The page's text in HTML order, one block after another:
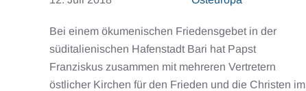
Bei einem ökumenischen Friedensgebet in der
süditalienischen Hafenstadt Bari hat Papst
Franziskus zusammen mit mehreren Vertretern
östlicher Kirchen für den Frieden und die Christen im